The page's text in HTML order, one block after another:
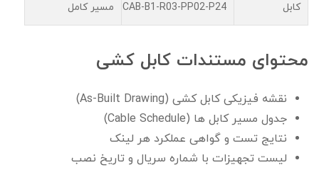
کابل CAB-B1-R03-PP02-P24 مسیر کامل
محتوای مستندات کابل کشی
نقشه فیزیکی کابل کشی (As-Built Drawing)
جدول مسیر کابل ها (Cable Schedule)
نتایج تست و گواهی عملکرد هر لینک
لیست تجهیزات با شماره سریال و تاریخ نصب